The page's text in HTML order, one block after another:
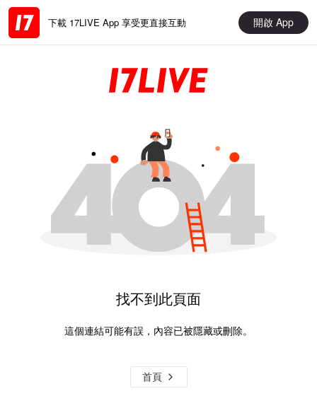
下載 17LIVE App 享受更直接互動 開啟 App
找不到此頁面
這個連結可能有誤，內容已被隱藏或刪除。
首頁